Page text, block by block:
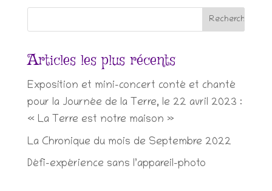
Articles les plus récents
Exposition et mini-concert conté et chanté
pour la Journée de la Terre, le 22 avril 2023 :
« La Terre est notre maison »
La Chronique du mois de Septembre 2022
Défi-expérience sans l’appareil-photo